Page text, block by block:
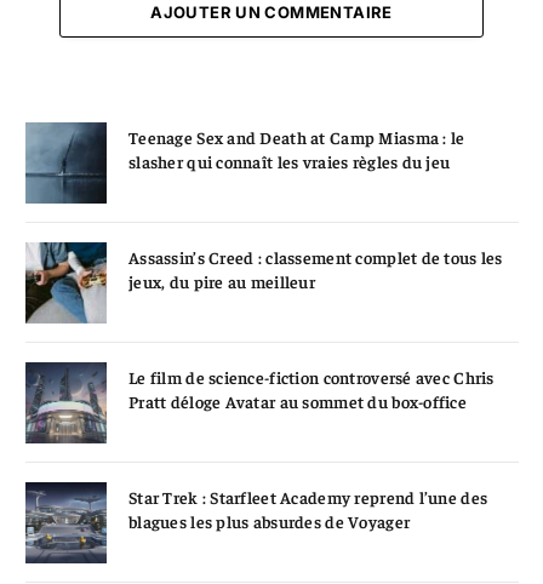
AJOUTER UN COMMENTAIRE
Teenage Sex and Death at Camp Miasma : le
slasher qui connaît les vraies règles du jeu
Assassin’s Creed : classement complet de tous les
jeux, du pire au meilleur
Le film de science-fiction controversé avec Chris
Pratt déloge Avatar au sommet du box-office
Star Trek : Starfleet Academy reprend l’une des
blagues les plus absurdes de Voyager